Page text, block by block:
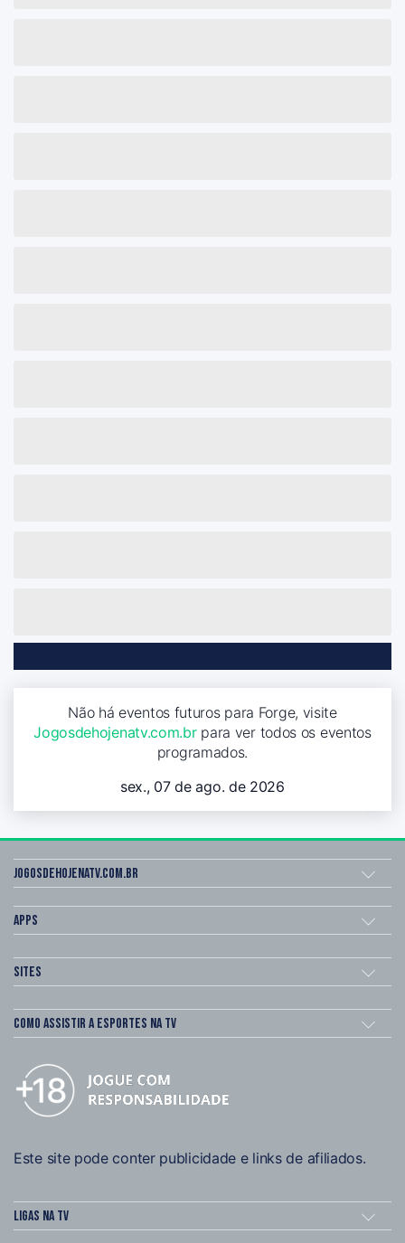
Não há eventos futuros para Forge, visite
Jogosdehojenatv.com.brpara ver todos os eventos
programados.
sex., 07 de ago. de 2026
Jogosdehojenatv.com.br
Apps
Sites
Como assistir a esportes na TV
Este site pode conter publicidade e links de afiliados.
Ligas na TV